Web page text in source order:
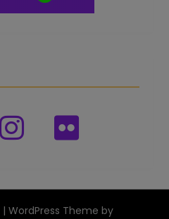
| WordPress Theme by